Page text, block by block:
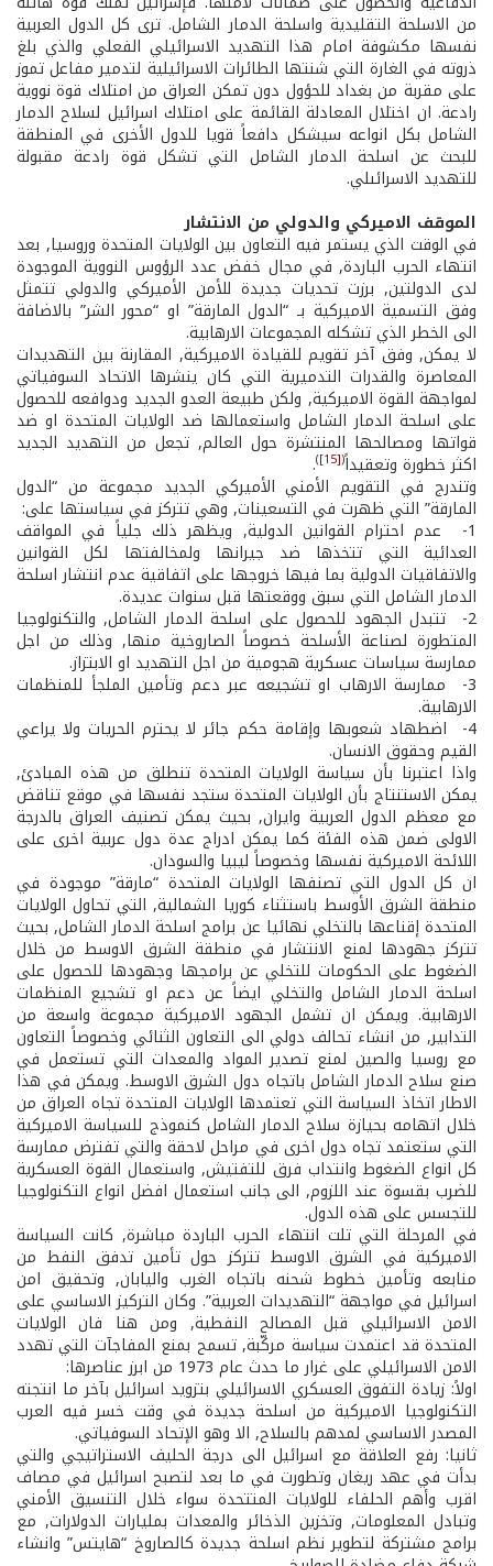
من الاسلحة التقليدية واسلحة الدمار الشامل. ترى كل الدول العربية
نفسها مكشوفة امام هذا التهديد الاسرائيلي الفعلي والذي بلغ
ذروته في الغارة التي شنتها الطائرات الاسرائيلية لتدمير مفاعل تموز
على مقربة من بغداد للحؤول دون تمكن العراق من امتلاك قوة نووية
رادعة. ان اختلال المعادلة القائمة على امتلاك اسرائيل لسلاح الدمار
الشامل بكل انواعه سيشكل دافعاً قويا للدول الأخرى في المنطقة
للبحث عن اسلحة الدمار الشامل التي تشكل قوة رادعة مقبولة
للتهديد الاسرائىلي.
الموقف الاميركي والدولي من الانتشار
في الوقت الذي يستمر فيه التعاون بين الولايات المتحدة وروسيا, بعد
انتهاء الحرب الباردة, في مجال خفض عدد الرؤوس النووية الموجودة
لدى الدولتين, برزت تحديات جديدة للأمن الأميركي والدولي تتمثل
وفق التسمية الاميركية بـ “الدول المارقة” او “محور الشر” بالاضافة
الى الخطر الذي تشكله المجموعات الارهابية.
لا يمكن, وفق آخر تقويم للقيادة الاميركية, المقارنة بين التهديدات
المعاصرة والقدرات التدميرية التي كان ينشرها الاتحاد السوفياتي
لمواجهة القوة الاميركية, ولكن طبيعة العدو الجديد ودوافعه للحصول
على اسلحة الدمار الشامل واستعمالها ضد الولايات المتحدة او ضد
قواتها ومصالحها المنتشرة حول العالم, تجعل من التهديد الجديد
اكثر خطورة وتعقيداً(
[15]
)
.
وتندرج في التقويم الأمني الأميركي الجديد مجموعة من “الدول
المارقة” التي ظهرت في التسعينات, وهي تتركز في سياستها على:
1- ­ عدم احترام القوانين الدولية, ويظهر ذلك جلياً في المواقف
العدائية التي تتخذها ضد جيرانها ولمخالفتها لكل القوانين
والاتفاقيات الدولية بما فيها خروجها على اتفاقية عدم انتشار اسلحة
الدمار الشامل التي سبق ووقعتها قبل سنوات عديدة.
2- ­ تتبدل الجهود للحصول على اسلحة الدمار الشامل, والتكنولوجيا
المتطورة لصناعة الأسلحة خصوصاً الصاروخية منها, وذلك من اجل
ممارسة سياسات عسكرية هجومية من اجل التهديد او الابتزاز.
3- ­ ممارسة الارهاب او تشجيعه عبر دعم وتأمين الملجأ للمنظمات
الارهابية.
4- ­ اضطهاد شعوبها وإقامة حكم جائر لا يحترم الحريات ولا يراعي
القيم وحقوق الانسان.
واذا اعتبرنا بأن سياسة الولايات المتحدة تنطلق من هذه المبادئ,
يمكن الاستنتاج بأن الولايات المتحدة ستجد نفسها في موقع تناقض
مع معظم الدول العربية وايران, بحيث يمكن تصنيف العراق بالدرجة
الاولى ضمن هذه الفئة كما يمكن ادراج عدة دول عربية اخرى على
اللائحة الاميركية نفسها وخصوصاً ليبيا والسودان.
ان كل الدول التي تصنفها الولايات المتحدة “مارقة” موجودة في
منطقة الشرق الأوسط باستثناء كوريا الشمالية, التي تحاول الولايات
المتحدة إقناعها بالتخلي نهائيا عن برامج اسلحة الدمار الشامل, بحيث
تتركز جهودها لمنع الانتشار في منطقة الشرق الاوسط من خلال
الضغوط على الحكومات للتخلي عن برامجها وجهودها للحصول على
اسلحة الدمار الشامل والتخلي ايضاً عن دعم او تشجيع المنظمات
الارهابية. ويمكن ان تشمل الجهود الاميركية مجموعة واسعة من
التدابير, من انشاء تحالف دولي الى التعاون الثنائي وخصوصاً التعاون
مع روسيا والصين لمنع تصدير المواد والمعدات التي تستعمل في
صنع سلاح الدمار الشامل باتجاه دول الشرق الاوسط. ويمكن في هذا
الاطار اتخاذ السياسة التي تعتمدها الولايات المتحدة تجاه العراق من
خلال اتهامه بحيازة سلاح الدمار الشامل كنموذج للسياسة الاميركية
التي ستعتمد تجاه دول اخرى في مراحل لاحقة والتي تفترض ممارسة
كل انواع الضغوط وانتداب فرق للتفتيش, واستعمال القوة العسكرية
للضرب بقسوة عند اللزوم, الى جانب استعمال افضل انواع التكنولوجيا
للتجسس على هذه الدول.
في المرحلة التي تلت انتهاء الحرب الباردة مباشرة, كانت السياسة
الاميركية في الشرق الاوسط تتركز حول تأمين تدفق النفط من
منابعه وتأمين خطوط شحنه باتجاه الغرب واليابان, وتحقيق امن
اسرائيل في مواجهة “التهديدات العربية”. وكان التركيز الاساسي على
الامن الاسرائيلي قبل المصالح النفطية, ومن هنا فان الولايات
المتحدة قد اعتمدت سياسة مركّبة, تسمح بمنع المفاجآت التي تهدد
الامن الاسرائيلي على غرار ما حدث عام 1973 من ابرز عناصرها:
اولاً: زيادة التفوق العسكري الاسرائيلي بتزويد اسرائيل بآخر ما انتجته
التكنولوجيا الاميركية من اسلحة جديدة في وقت خسر فيه العرب
المصدر الاساسي لمدهم بالسلاح, الا وهو الإتحاد السوفياتي.
ثانيا: رفع العلاقة مع اسرائيل الى درجة الحليف الاستراتيجي والتي
بدأت في عهد ريغان وتطورت في ما بعد لتصبح اسرائيل في مصاف
اقرب وأهم الحلفاء للولايات المتتحدة سواء خلال التنسيق الأمني
وتبادل المعلومات, وتخزين الذخائر والمعدات بمليارات الدولارات, مع
برامج مشتركة لتطوير نظم اسلحة جديدة كالصاروخ “هايتس” وانشاء